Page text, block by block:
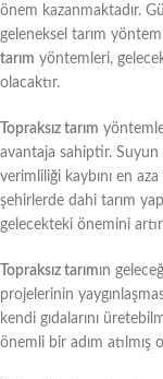
önem kazanmaktadır.
geleneksel tarım
tarım yöntemleri,
olacaktır.
Topraksız tarım
avantaja sahiptir. Suyun
verimliliği kaybını en aza
şehirlerde dahi tarım
gelecekteki önemini
Topraksız tarımın
projelerinin
kendi gıdalarını
önemli bir adım atılmış